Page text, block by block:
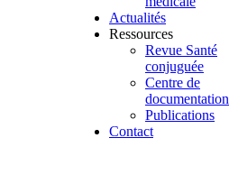
Actualités
Ressources
Revue Santé
conjuguée
Centre de
documentation
Publications
Contact